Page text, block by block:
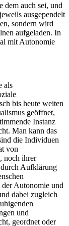
dem auch sei, und
ausgependelt
sondern wird
aufgeladen. In
mit Autonomie
als
bis heute weiten
geöffnet,
Instanz
Man kann das
die Individuen
von
noch ihrer
durch Aufklärung
der Autonomie und
dabei zugleich
und
geordnet oder